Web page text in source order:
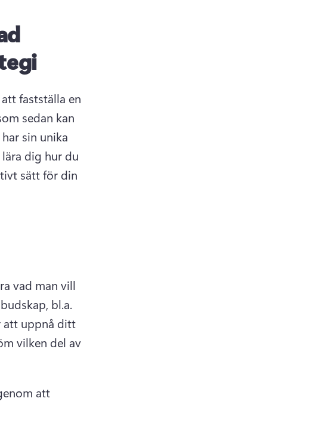
fastställa en
sedan kan
sin unika
dig hur du
sätt för din
vad man vill
bl.a.
att uppnå ditt
vilken del av
att